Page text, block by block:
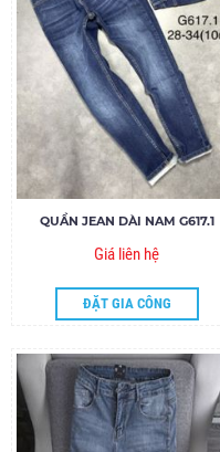
QUẦN JEAN DÀI NAM G617.1
Giá liên hệ
ĐẶT GIA CÔNG